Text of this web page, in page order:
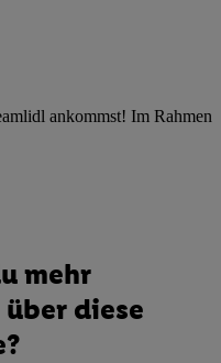
ankommst! Im Rahmen
mehr
diese